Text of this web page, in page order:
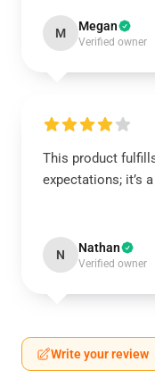
M Megan
Verified owner
This product
expectations; it’s
N Nathan
Verified owner
Write your review